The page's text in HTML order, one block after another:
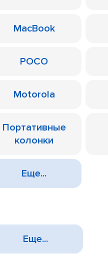
MacBook
POCO
Motorola
Портативные
колонки
Еще...
Еще...